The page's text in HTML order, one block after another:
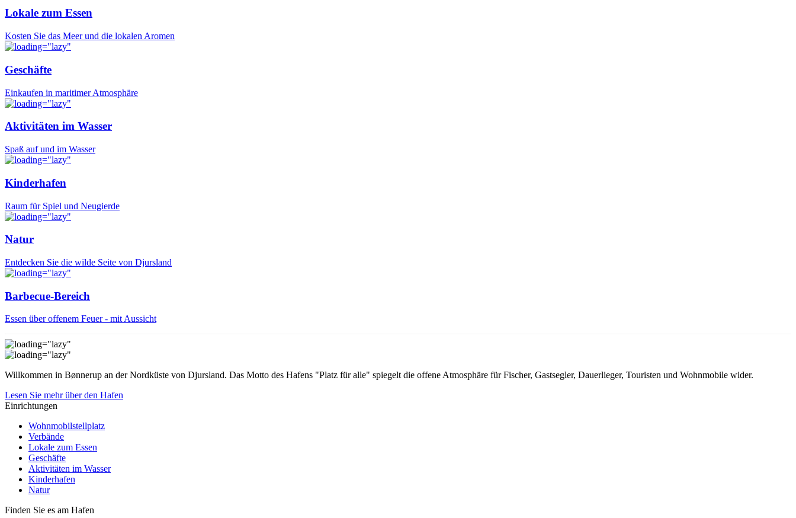
Lokale zum Essen
Kosten Sie das Meer und die lokalen Aromen
Geschäfte
Einkaufen in maritimer Atmosphäre
Aktivitäten im Wasser
Spaß auf und im Wasser
Kinderhafen
Raum für Spiel und Neugierde
Natur
Entdecken Sie die wilde Seite von Djursland
Barbecue-Bereich
Essen über offenem Feuer - mit Aussicht
Willkommen in Bønnerup an der Nordküste von Djursland. Das Motto des Hafens "Platz für alle" spiegelt die offene Atmosphäre für Fischer, Gastsegler, Dauerlieger, Touristen und Wohnmobile wider.
Lesen Sie mehr über den Hafen
Einrichtungen
Wohnmobilstellplatz
Verbände
Lokale zum Essen
Geschäfte
Aktivitäten im Wasser
Kinderhafen
Natur
Finden Sie es am Hafen